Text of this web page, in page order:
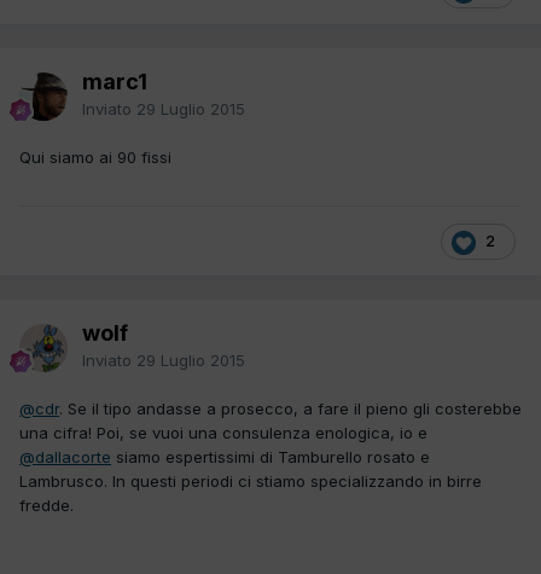
marc1
Inviato 29 Luglio 2015
Qui siamo ai 90 fissi
2
wolf
Inviato 29 Luglio 2015
@cdr. Se il tipo andasse a prosecco, a fare il pieno gli costerebbe
una cifra! Poi, se vuoi una consulenza enologica, io e
@dallacorte siamo espertissimi di Tamburello rosato e
Lambrusco. In questi periodi ci stiamo specializzando in birre
fredde.